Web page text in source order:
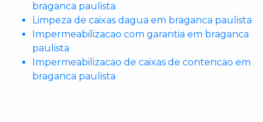
braganca paulista
Limpeza de caixas dagua em braganca paulista
Impermeabilizacao com garantia em braganca
paulista
Impermeabilizacao de caixas de contencao em
braganca paulista